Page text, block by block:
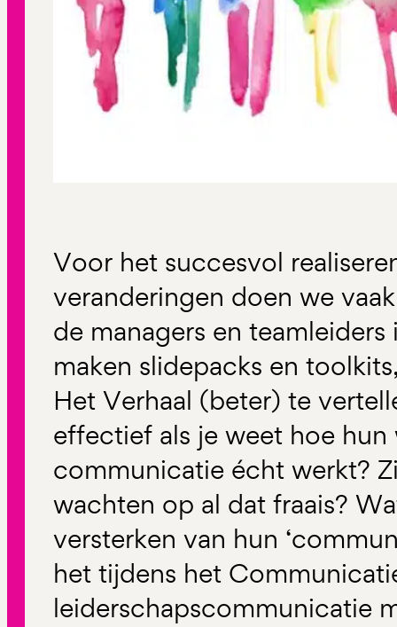
Voor het succesvol
veranderingen doen we
de managers en
maken slidepacks en
Het Verhaal (beter) te
effectief als je weet hoe
communicatie écht werkt?
wachten op al dat fraais?
versterken van hun
het tijdens het
leiderschapscommunicatie